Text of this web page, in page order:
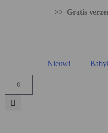
>> Gratis
Nieuw!
0